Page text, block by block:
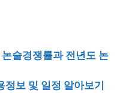
술경쟁률과 전년도 논
정보 및 일정 알아보기